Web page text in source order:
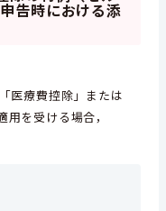
告時における添
医療費控除」または
用を受ける場合，